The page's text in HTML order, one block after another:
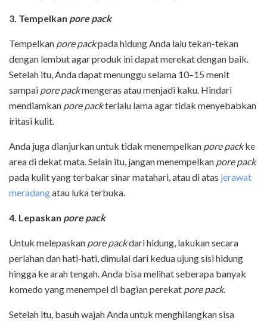
3. Tempelkan pore pack
Tempelkan pore packpada hidung Anda lalu tekan-tekan
dengan lembut agar produk ini dapat merekat dengan baik.
Setelah itu, Anda dapat menunggu selama 10–15 menit
sampai pore packmengeras atau menjadi kaku. Hindari
mendiamkan pore packterlalu lama agar tidak menyebabkan
iritasi kulit.
Anda juga dianjurkan untuk tidak menempelkan pore packke
area di dekat mata. Selain itu, jangan menempelkan pore pack
pada kulit yang terbakar sinar matahari, atau di atas jerawat
meradangatau luka terbuka.
4. Lepaskan pore pack
Untuk melepaskan pore packdari hidung, lakukan secara
perlahan dan hati-hati, dimulai dari kedua ujung sisi hidung
hingga ke arah tengah. Anda bisa melihat seberapa banyak
komedo yang menempel di bagian perekat pore pack.
Setelah itu, basuh wajah Anda untuk menghilangkan sisa